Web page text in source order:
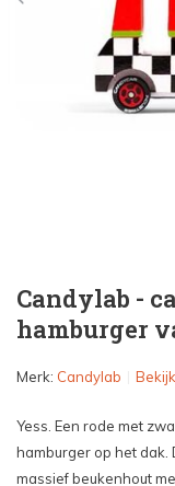
Candylab -
hamburger
Merk: Candylab
Yess. Een rode met
hamburger op het dak.
massief beukenhout